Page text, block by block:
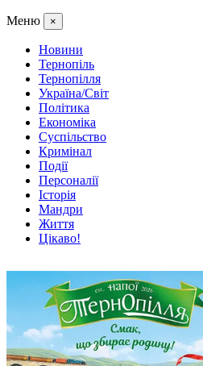
Меню ×
Новини
Тернопіль
Тернопілля
Україна/Світ
Політика
Економіка
Суспільство
Кримінал
Події
Персоналії
Історія
Мандри
Життя
Цікаво!